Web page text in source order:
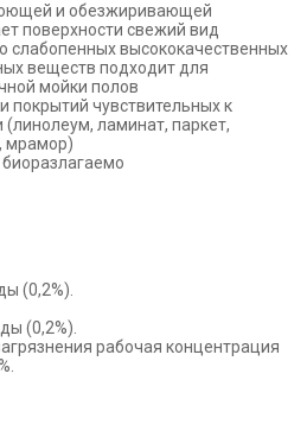
и обезжиривающей
поверхности свежий вид
слабопенных высококачественных
веществ подходит для
мойки полов
покрытий чувствительных к
ламинат, паркет,
мрамор)
(0,2%).
(0,2%).
рабочая концентрация